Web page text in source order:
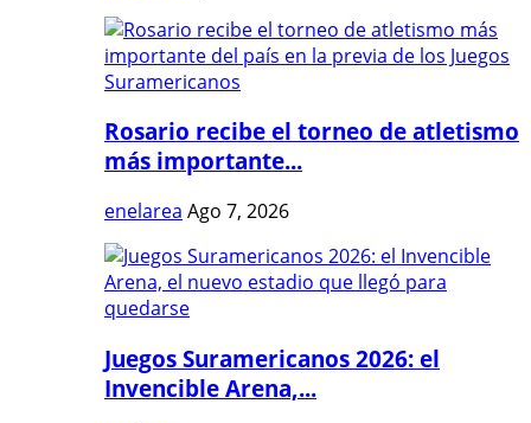
Rosario recibe el torneo de atletismo
más importante...
enelarea Ago 7, 2026
Juegos Suramericanos 2026: el
Invencible Arena,...